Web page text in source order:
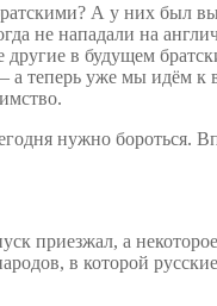
А у них был
не нападали на
в будущем
а теперь уже мы идём
нужно бороться.
приезжал, а
в которой